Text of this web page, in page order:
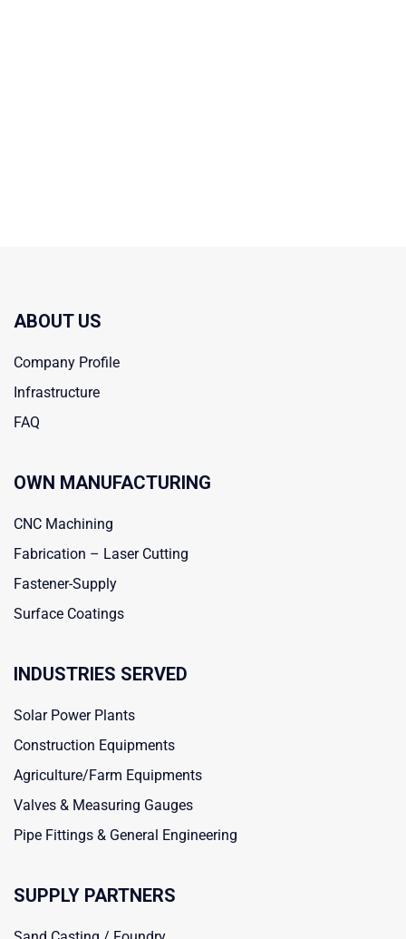
ABOUT US
Company Profile
Infrastructure
FAQ
OWN MANUFACTURING
CNC Machining
Fabrication – Laser Cutting
Fastener-Supply
Surface Coatings
INDUSTRIES SERVED
Solar Power Plants
Construction Equipments
Agriculture/Farm Equipments
Valves & Measuring Gauges
Pipe Fittings & General Engineering
SUPPLY PARTNERS